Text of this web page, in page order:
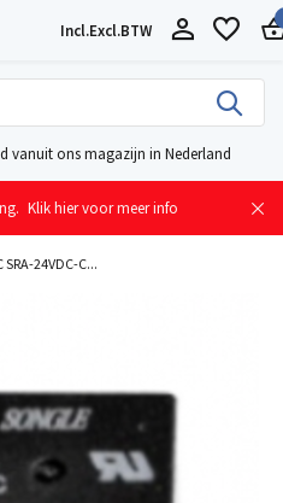
Incl.Excl.BTW
vanuit ons magazijn in Nederland
Klik hier voor meer info
24VDC-C...